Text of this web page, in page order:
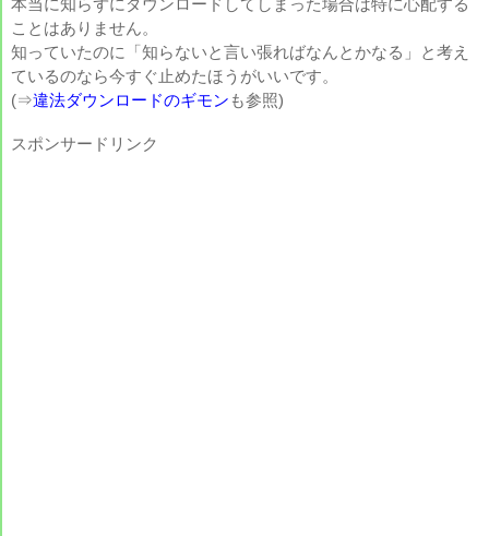
ことはありません。
知っていたのに「知らないと言い張ればなんとかなる」と考え
ているのなら今すぐ止めたほうがいいです。
(⇒違法ダウンロードのギモン も参照)
スポンサードリンク